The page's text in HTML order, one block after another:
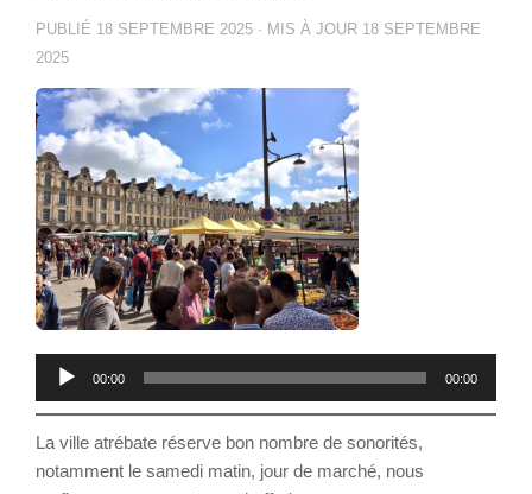
PUBLIÉ 18 SEPTEMBRE 2025 · MIS À JOUR 18 SEPTEMBRE
2025
Lecteur
00:00 00:00
La ville atrébate réserve bon nombre de sonorités,
notamment le samedi matin, jour de marché, nous